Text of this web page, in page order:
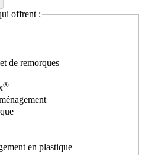
offrent :
de remorques
®
en plastique